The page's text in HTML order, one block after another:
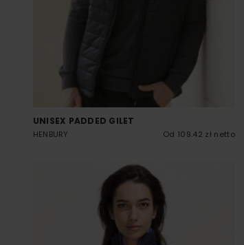
UNISEX PADDED GILET
HENBURY Od 109.42 zł netto